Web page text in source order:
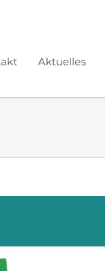
Aktuelles